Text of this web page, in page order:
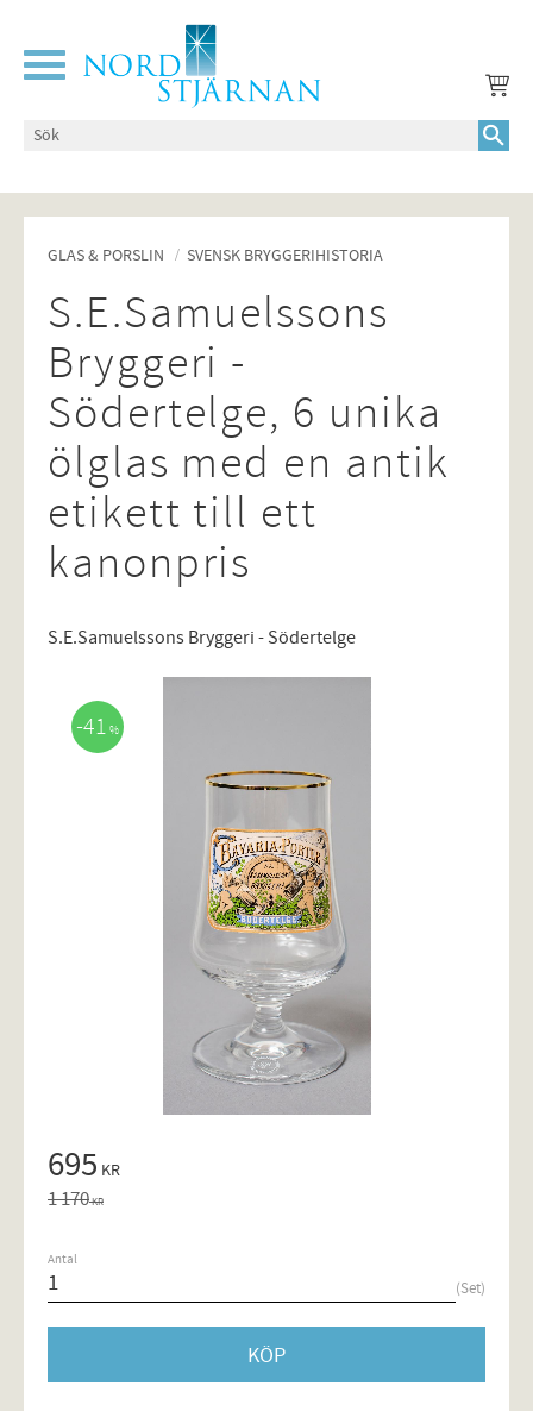
Meny
GLAS & PORSLIN SVENSK BRYGGERIHISTORIA
S.E.Samuelssons
Bryggeri -
Södertelge, 6 unika
ölglas med en antik
etikett till ett
kanonpris
S.E.Samuelssons Bryggeri - Södertelge
41 %
Nedsatt pris:
695 KR
Ordinarie pris:
1 170KR
Antal
Set
KÖP